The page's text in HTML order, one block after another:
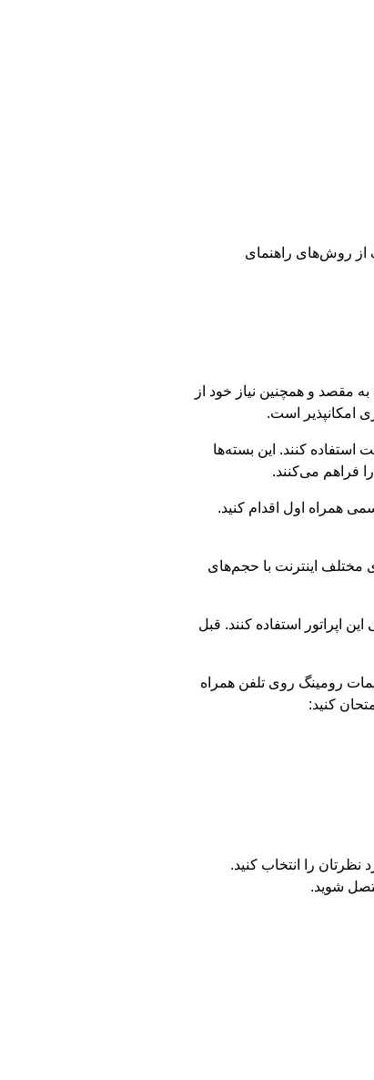
از روش‌های راهنمای
مقصد و همچنین نیاز خود از
امکانپذیر است.
استفاده کنند. این بسته‌ها
فراهم می‌کنند.
به سایت رسمی همراه اول اقدام کنید.
مختلف اینترنت با حجم‌های
یا سایت رسمی این اپراتور استفاده کنند. قبل
رومینگ روی تلفن همراه
کنید: